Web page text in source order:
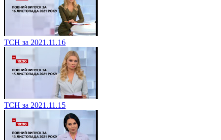
ТСН за 2021.11.16
ТСН за 2021.11.15